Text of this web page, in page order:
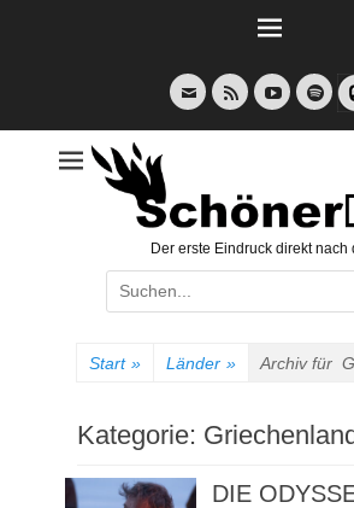
E-
Mail
Feed YouTube
Der erste Eindruck direkt nach
Suche
nach:
Start » Länder » Archiv für
Kategorie:
DIE